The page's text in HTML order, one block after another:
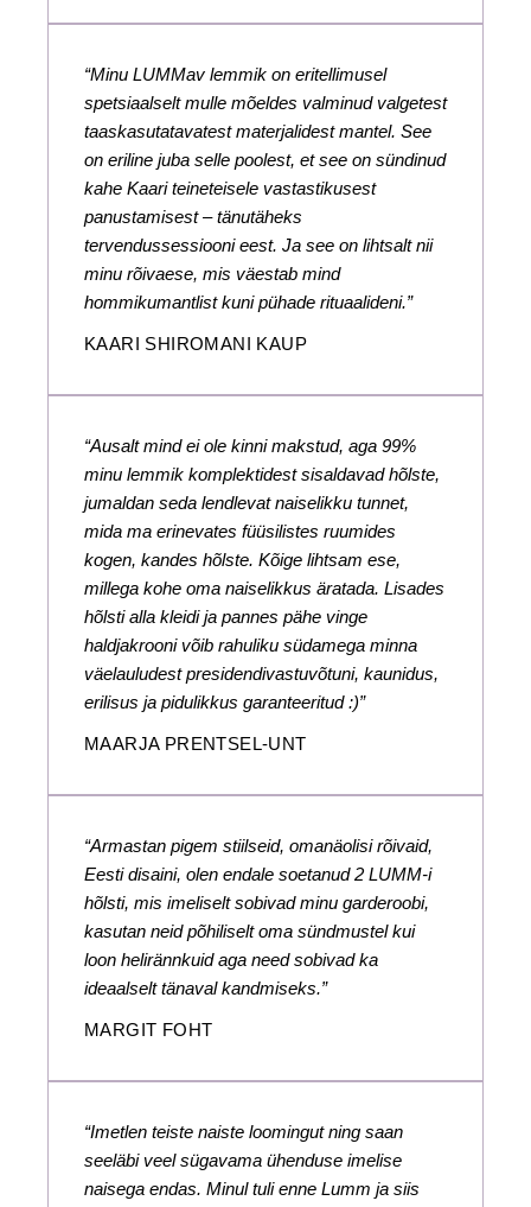
“Minu LUMMav lemmik on eritellimusel
spetsiaalselt mulle mõeldes valminud valgetest
taaskasutatavatest materjalidest mantel. See
on eriline juba selle poolest, et see on sündinud
kahe Kaari teineteisele vastastikusest
panustamisest – tänutäheks
tervendussessiooni eest. Ja see on lihtsalt nii
minu rõivaese, mis väestab mind
hommikumantlist kuni pühade rituaalideni.”
KAARI SHIROMANI KAUP
“Ausalt mind ei ole kinni makstud, aga 99%
minu lemmik komplektidest sisaldavad hõlste,
jumaldan seda lendlevat naiselikku tunnet,
mida ma erinevates füüsilistes ruumides
kogen, kandes hõlste. Kõige lihtsam ese,
millega kohe oma naiselikkus äratada. Lisades
hõlsti alla kleidi ja pannes pähe vinge
haldjakrooni võib rahuliku südamega minna
väelauludest presidendivastuvõtuni, kaunidus,
erilisus ja pidulikkus garanteeritud :)”
MAARJA PRENTSEL-UNT
“Armastan pigem stiilseid, omanäolisi rõivaid,
Eesti disaini, olen endale soetanud 2 LUMM-i
hõlsti, mis imeliselt sobivad minu garderoobi,
kasutan neid põhiliselt oma sündmustel kui
loon helirännkuid aga need sobivad ka
ideaalselt tänaval kandmiseks.”
MARGIT FOHT
“Imetlen teiste naiste loomingut ning saan
seeläbi veel sügavama ühenduse imelise
naisega endas. Minul tuli enne Lumm ja siis